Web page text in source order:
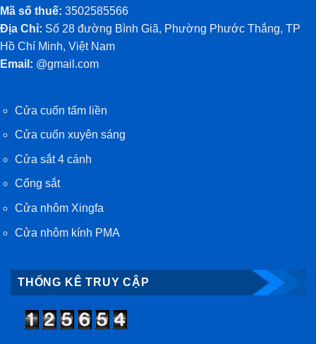
Mã số thuế: 3502585566
Địa Chỉ: Số 28 đường Bình Giã, Phường Phước Thắng, TP
Hồ Chí Minh, Việt Nam
Email: @gmail.com
Cửa cuốn tấm liền
Cửa cuốn xuyên sáng
Cửa sắt 4 cánh
Cổng sắt
Cửa nhôm Xingfa
Cửa nhôm kính PMA
THỐNG KÊ TRUY CẬP